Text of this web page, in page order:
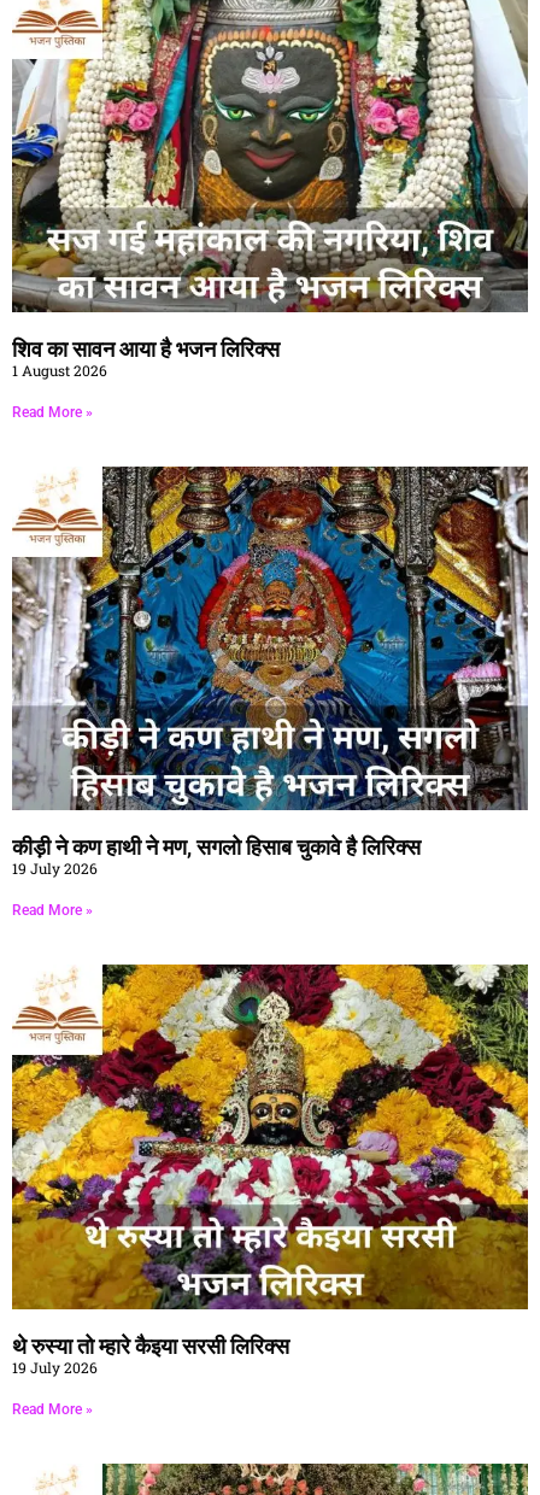
शिव का सावन आया है भजन लिरिक्स
1 August 2026
Read More »
कीड़ी ने कण हाथी ने मण, सगलो हिसाब चुकावे है लिरिक्स
19 July 2026
Read More »
थे रुस्या तो म्हारे कैइया सरसी लिरिक्स
19 July 2026
Read More »